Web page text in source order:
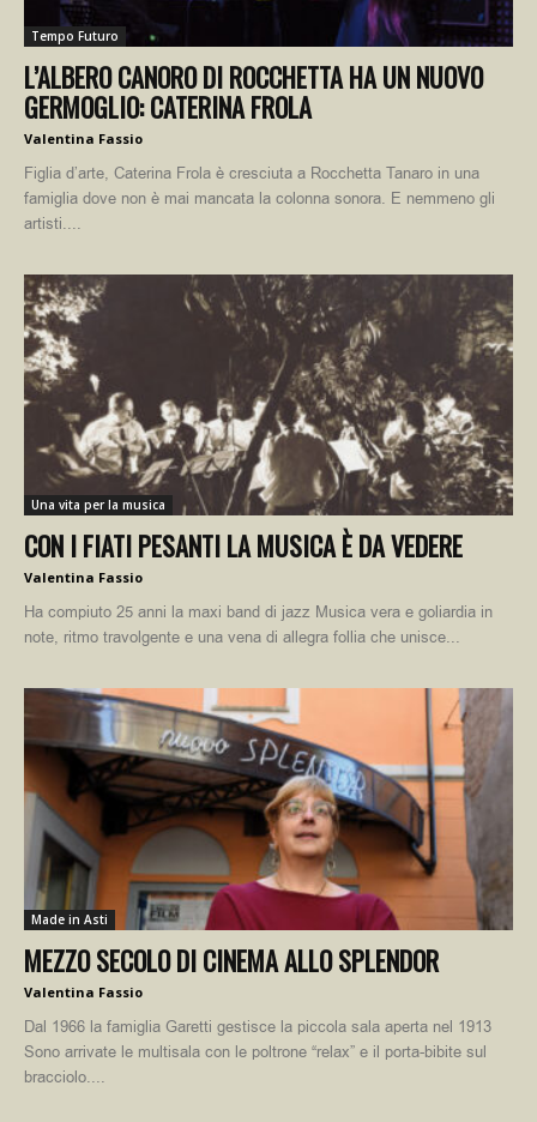
Tempo Futuro
L’ALBERO CANORO DI ROCCHETTA HA UN NUOVO
GERMOGLIO: CATERINA FROLA
Valentina Fassio
Figlia d’arte, Caterina Frola è cresciuta a Rocchetta Tanaro in una
famiglia dove non è mai mancata la colonna sonora. E nemmeno gli
artisti....
Una vita per la musica
CON I FIATI PESANTI LA MUSICA È DA VEDERE
Valentina Fassio
Ha compiuto 25 anni la maxi band di jazz Musica vera e goliardia in
note, ritmo travolgente e una vena di allegra follia che unisce...
Made in Asti
MEZZO SECOLO DI CINEMA ALLO SPLENDOR
Valentina Fassio
Dal 1966 la famiglia Garetti gestisce la piccola sala aperta nel 1913
Sono arrivate le multisala con le poltrone “relax” e il porta-bibite sul
bracciolo....